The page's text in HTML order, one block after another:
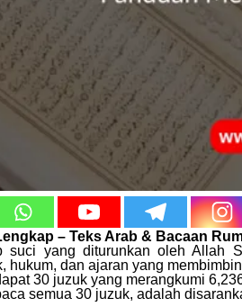
– Teks Arab & Bacaan
suci yang diturunkan oleh Allah
hukum, dan ajaran yang
30 juzuk yang merangkumi
semua 30 juzuk, adalah